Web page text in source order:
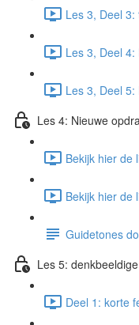
Les 3, Deel
Les 3, Deel
Les 3, Deel
Les 4: Nieuwe
Bekijk hier de
Bekijk hier de
Guidetones
Les 5:
Deel 1: korte